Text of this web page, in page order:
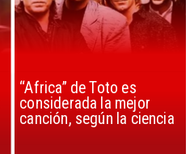
“Africa” de Toto es
considerada la mejor
canción, según la ciencia